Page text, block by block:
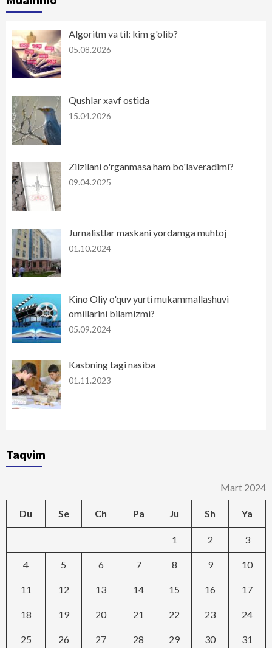
Algoritm va til: kim g'olib?
05.08.2026
Qushlar xavf ostida
15.04.2026
Zilzilani o'rganmasa ham bo'laveradimi?
09.04.2025
Jurnalistlar maskani yordamga muhtoj
01.10.2024
Kino Oliy o'quv yurti mukammallashuvi
omillarini bilamizmi?
05.09.2024
Kasbning tagi nasiba
01.11.2023
Taqvim
Mart 2024
Du Se Ch Pa Ju Sh Ya
1 2 3
4 5 6 7 8 9 10
11 12 13 14 15 16 17
18 19 20 21 22 23 24
25 26 27 28 29 30 31